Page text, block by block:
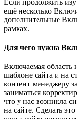
Если продолжить
ещё несколько
дополнительные
рамках.
Для чего нужна
Включаемая
шаблоне сайта и на
контент-менеджеру
заниматься
что у нас возникла
на сайте. Сделать